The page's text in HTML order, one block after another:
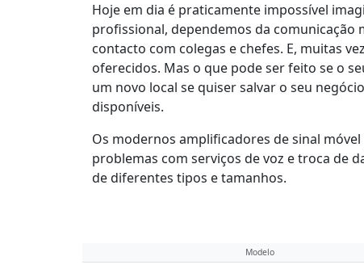
Hoje em dia é praticamente impossível
profissional, dependemos da comunicação
contacto com colegas e chefes. E, muitas
oferecidos. Mas o que pode ser feito se o
um novo local se quiser salvar o seu
disponíveis.
Os modernos amplificadores de sinal
problemas com serviços de voz e troca de
de diferentes tipos e tamanhos.
Modelo